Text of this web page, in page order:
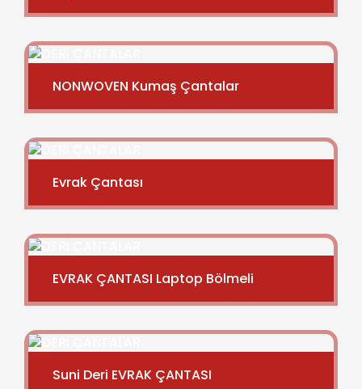
NONWOVEN Kumaş Çantalar
Evrak Çantası
EVRAK ÇANTASI Laptop Bölmeli
Suni Deri EVRAK ÇANTASI